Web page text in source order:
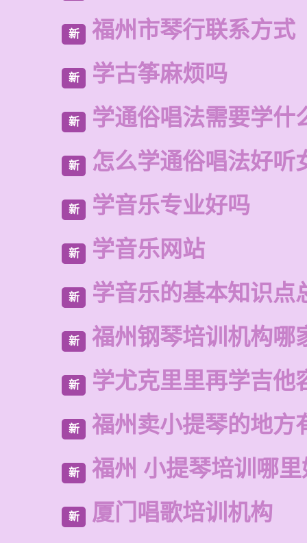
新 福州市琴行联系方式
新 学古筝麻烦吗
新 学通俗唱法需要学什
新 怎么学通俗唱法好听
新 学音乐专业好吗
新 学音乐网站
新 学音乐的基本知识点
新 福州钢琴培训机构哪
新 学尤克里里再学吉他
新 福州卖小提琴的地方
新 福州 小提琴培训哪里
新 厦门唱歌培训机构